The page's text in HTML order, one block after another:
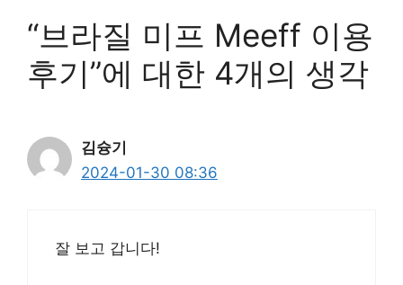
“브라질 미프 Meeff 이용
후기”에 대한 4개의 생각
김슝기
2024-01-30 08:36
잘 보고 갑니다!